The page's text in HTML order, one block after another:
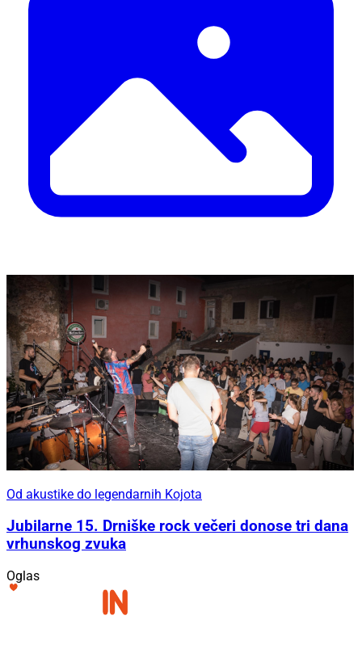
Od akustike do legendarnih Kojota
Jubilarne 15. Drniške rock večeri donose tri dana
vrhunskog zvuka
Oglas